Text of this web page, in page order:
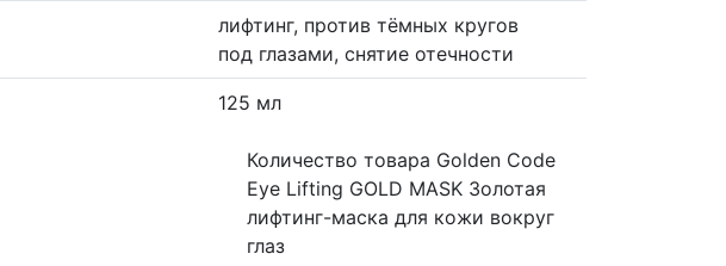
лифтинг, против тёмных кругов
под глазами, снятие отечности
125 мл
Количество товара Golden Code
Eye Lifting GOLD MASK Золотая
лифтинг-маска для кожи вокруг
глаз